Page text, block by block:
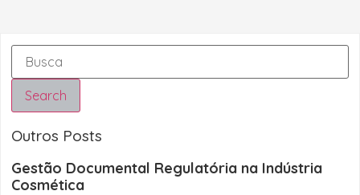
Search
Outros Posts
Gestão Documental Regulatória na Indústria
Cosmética